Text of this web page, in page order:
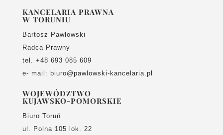
KANCELARIA PRAWNA
W TORUNIU
Bartosz Pawłowski
Radca Prawny
tel. +48 693 085 609
e- mail: biuro@pawlowski-kancelaria.pl
WOJEWÓDZTWO
KUJAWSKO-POMORSKIE
Biuro Toruń
ul. Polna 105 lok. 22